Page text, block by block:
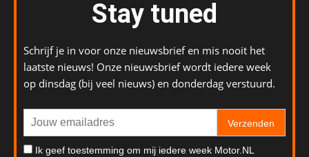
Stay tuned
Schrijf je in voor onze nieuwsbrief en mis nooit het
laatste nieuws! Onze nieuwsbrief wordt iedere week
op dinsdag (bij veel nieuws) en donderdag verstuurd.
Verzenden
Ik geef toestemming om mij iedere week Motor.NL